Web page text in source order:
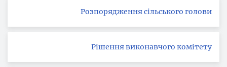
Розпорядження сільського голови
Рішення виконавчого комітету